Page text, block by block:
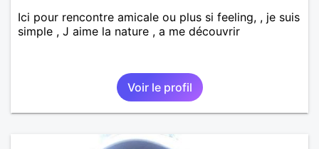
Ici pour rencontre amicale ou plus si feeling, , je suis
simple , J aime la nature , a me découvrir
Voir le profil